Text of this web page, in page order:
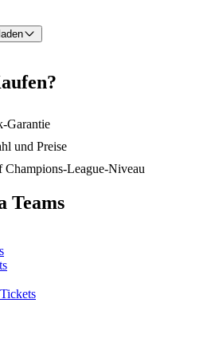
Garantie
und Preise
Champions-League-Niveau
Teams